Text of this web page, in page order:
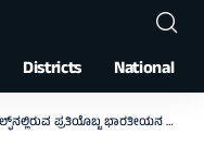
Districts National
ಭಾರತೀಯನ ಸುರಕ್ಷತೆ ನಮಗೆ ಮುಖ್ಯ: ಮೋದಿ